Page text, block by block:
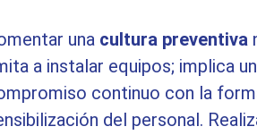
una cultura preventiva
a instalar equipos; implica un
continuo con la
del personal.